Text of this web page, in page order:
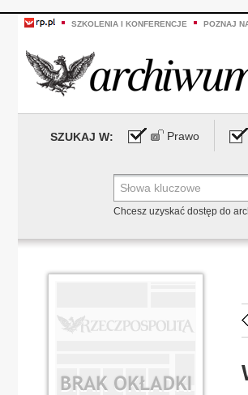
SZKOLENIA I KONFERENCJE POZNAJ
SZUKAJ W: Prawo
Chcesz uzyskać dostęp do